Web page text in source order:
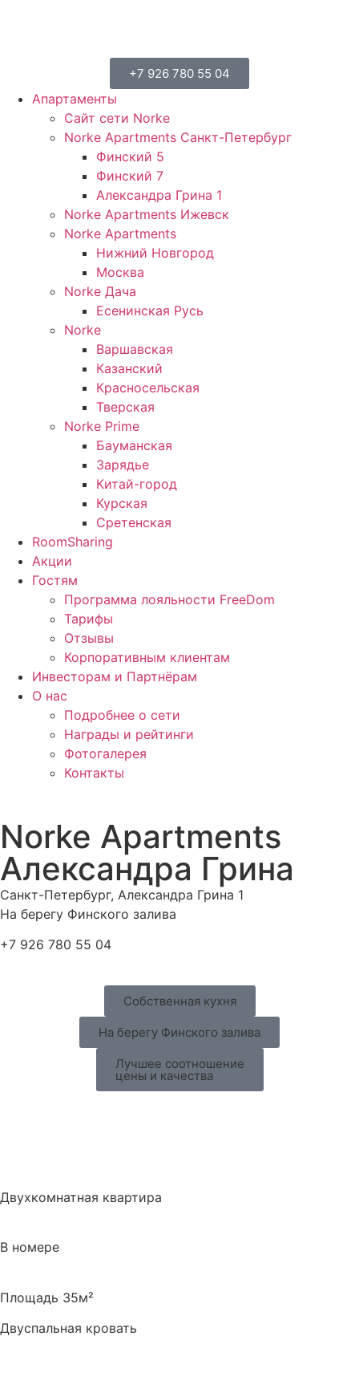
+7 926 780 55 04
Апартаменты
Сайт сети Norke
Norke Apartments Санкт-Петербург
Финский 5
Финский 7
Александра Грина 1
Norke Apartments Ижевск
Norke Apartments
Нижний Новгород
Москва
Norke Дача
Есенинская Русь
Norke
Варшавская
Казанский
Красносельская
Тверская
Norke Prime
Бауманская
Зарядье
Китай-город
Курская
Сретенская
RoomSharing
Акции
Гостям
Программа лояльности FreeDom
Тарифы
Отзывы
Корпоративным клиентам
Инвесторам и Партнёрам
О нас
Подробнее о сети
Награды и рейтинги
Фотогалерея
Контакты
Norke Apartments
Александра Грина
Санкт-Петербург, Александра Грина 1
На берегу Финского залива
+7 926 780 55 04
Собственная кухня
На берегу Финского залива
Лучшее соотношение
цены и качества
Двухкомнатная квартира
В номере
Площадь 35м²
Двуспальная кровать